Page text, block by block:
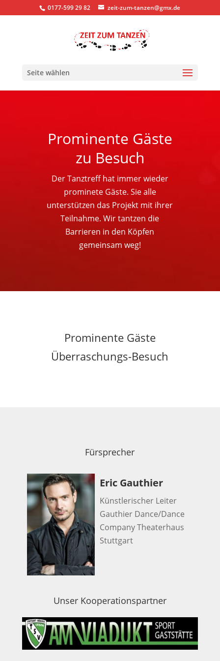
0177-599 29 82 zeit-zum-tanzen@gmx.de
Seite wählen
Prominente Gäste
zu Besuch
Der Tanztreff hat immer wieder
prominete Gäste. Sie alle
unterstützen das Projekt mit ihrer
Teilnahme. Wir tantzen die
Barrieren in den Köpfen
gemeinsam weg!
Prominente Gäste
Überraschungs-Besuch
Fürsprecher
Eric Gauthier
Künstlerischer Leiter
Gauthier Dance/Dance
Company Theaterhaus
Stuttgart
Unser Kooperationspartner